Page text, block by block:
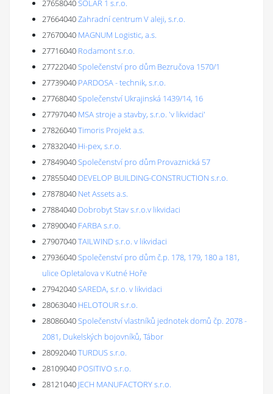
27658040SOLAR 1 s.r.o.
27664040Zahradní centrum V aleji, s.r.o.
27670040 MAGNUM Logistic, a.s.
27716040 Rodamont s.r.o.
27722040Společenství pro dům Bezručova 1570/1
27739040 PARDOSA - technik, s.r.o.
27768040Společenství Ukrajinská 1439/14, 16
27797040 MSA stroje a stavby, s.r.o. 'v likvidaci'
27826040Timoris Projekt a.s.
27832040 Hi-pex, s.r.o.
27849040Společenství pro dům Provaznická 57
27855040 DEVELOP BUILDING-CONSTRUCTION s.r.o.
27878040 Net Assets a.s.
27884040 Dobrobyt Stav s.r.o.v likvidaci
27890040 FARBA s.r.o.
27907040TAILWIND s.r.o. v likvidaci
27936040Společenství pro dům č.p. 178, 179, 180 a 181,
ulice Opletalova v Kutné Hoře
27942040SAREDA, s.r.o. v likvidaci
28063040 HELOTOUR s.r.o.
28086040Společenství vlastníků jednotek domů čp. 2078 -
2081, Dukelských bojovníků, Tábor
28092040TURDUS s.r.o.
28109040 POSITIVO s.r.o.
28121040 JECH MANUFACTORY s.r.o.